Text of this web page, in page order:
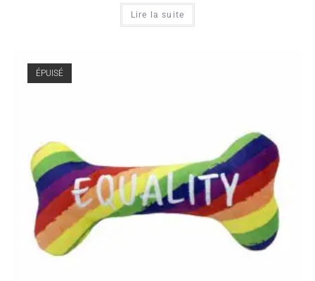
Lire la suite
ÉPUISÉ